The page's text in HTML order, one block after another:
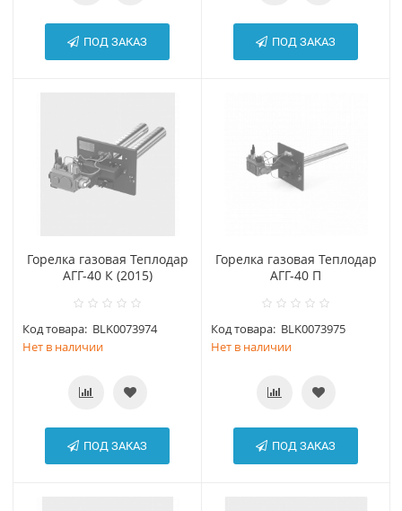
ПОД ЗАКАЗ ПОД ЗАКАЗ
Горелка газовая Теплодар
АГГ-40 К (2015)
Код товара: BLK0073974
Нет в наличии
ПОД ЗАКАЗ
Горелка газовая Теплодар
АГГ-40 П
Код товара: BLK0073975
Нет в наличии
ПОД ЗАКАЗ